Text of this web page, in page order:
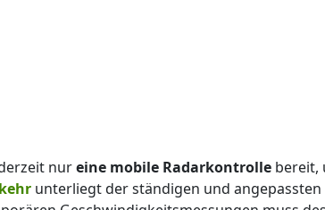
nureine mobile Radarkontrolle bereit,
unterliegt der ständigen und